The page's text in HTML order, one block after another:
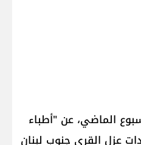
الماضي، عن "أطباء
عزل القرى ​جنوب لبنان​